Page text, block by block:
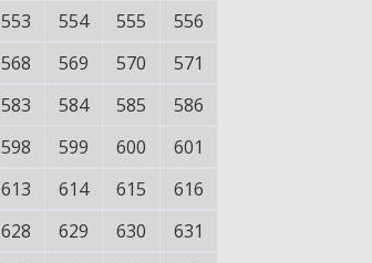
553 554 555
556
568 569 570
571
583 584 585
586
598 599 600
601
613 614 615
616
628 629 630
631